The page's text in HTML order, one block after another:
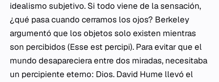
idealismo subjetivo. Si todo viene de la sensación,
¿qué pasa cuando cerramos los ojos? Berkeley
argumentó que los objetos solo existen mientras
son percibidos (Esse est percipi). Para evitar que el
mundo desapareciera entre dos miradas, necesitaba
un percipiente eterno: Dios. David Hume llevó el